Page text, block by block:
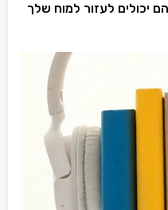
יכולים לעזור למוח שלך